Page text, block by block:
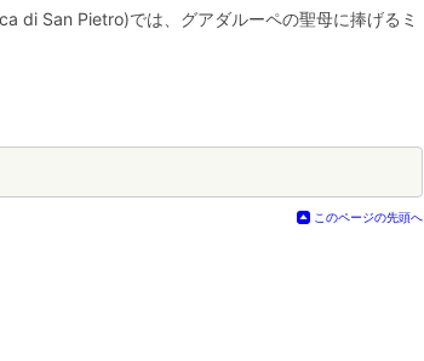
di San Pietro)では、グアダルーペの聖母に捧げるミ
このページの先頭へ